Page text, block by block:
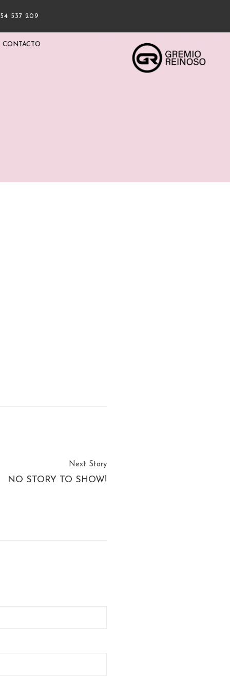
537 209
CONTACTO
Next Story
NO STORY TO SHOW!